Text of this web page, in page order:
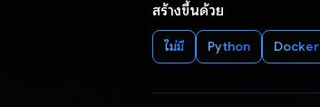
สร้างขึ้นด้วย
ไม่มี Python Docker